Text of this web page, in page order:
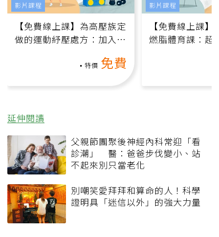
【免費線上課】為高壓族定
做的運動紓壓處方：加入行
特價 免費
影片課程
【免費線上課
燃脂體育課：超
影片課程
延伸閱讀
父親節團聚後神經內科常迎「看
診潮」 醫：爸爸步伐變小、站
不起來別只當老化
別嘲笑愛拜拜和算命的人！科學
證明具「迷信以外」的強大力量